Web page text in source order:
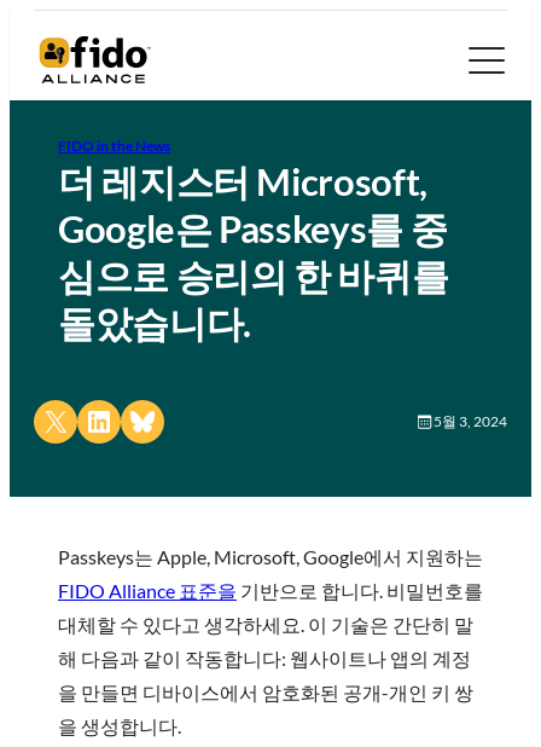
FIDO in the News
더 레지스터 Microsoft,
Google은 Passkeys를 중
심으로 승리의 한 바퀴를
돌았습니다.
Share on X Share on LinkedIn
Share on Bluesky 5월 3, 2024
Passkeys는 Apple, Microsoft, Google에서 지원하는
FIDO Alliance 표준을 기반으로 합니다. 비밀번호를
대체할 수 있다고 생각하세요. 이 기술은 간단히 말
해 다음과 같이 작동합니다: 웹사이트나 앱의 계정
을 만들면 디바이스에서 암호화된 공개-개인 키 쌍
을 생성합니다.